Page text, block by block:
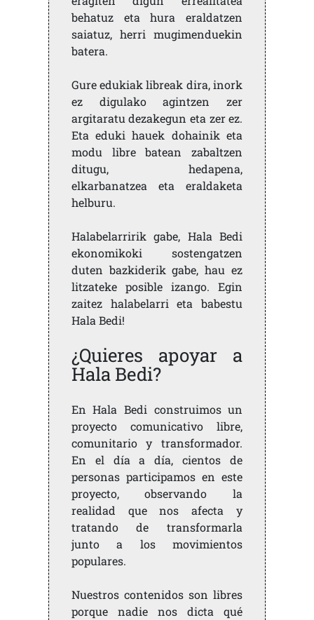
behatuz eta hura eraldatzen
saiatuz, herri mugimenduekin
batera.
Gure edukiak libreak dira, inork
ez digulako agintzen zer
argitaratu dezakegun eta zer ez.
Eta eduki hauek dohainik eta
modu libre batean zabaltzen
ditugu, hedapena,
elkarbanatzea eta eraldaketa
helburu.
Halabelarririk gabe, Hala Bedi
ekonomikoki sostengatzen
duten bazkiderik gabe, hau ez
litzateke posible izango. Egin
zaitez halabelarri eta babestu
Hala Bedi!
¿Quieres apoyar a
Hala Bedi?
En Hala Bedi construimos un
proyecto comunicativo libre,
comunitario y transformador.
En el día a día, cientos de
personas participamos en este
proyecto, observando la
realidad que nos afecta y
tratando de transformarla
junto a los movimientos
populares.
Nuestros contenidos son libres
porque nadie nos dicta qué